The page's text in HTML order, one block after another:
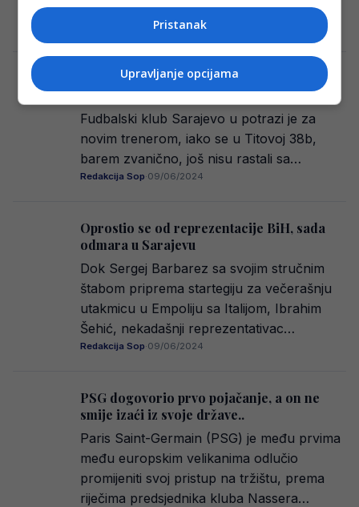
“half…
09/06/2024
Je li Sarajevo ovime ponizilo Musemića?
Husref na ovo neće pristati…
Fudbalski klub Sarajevo u potrazi je za
novim trenerom, iako se u Titovoj 38b,
barem zvanično, još nisu rastali sa…
Redakcija Sop·09/06/2024
Oprostio se od reprezentacije BiH, sada
odmara u Sarajevu
Dok Sergej Barbarez sa svojim stručnim
štabom priprema startegiju za večerašnju
utakmicu u Empoliju sa Italijom, Ibrahim
Šehić, nekadašnji reprezentativac…
Redakcija Sop·09/06/2024
PSG dogovorio prvo pojačanje, a on ne
smije izaći iz svoje države..
Paris Saint-Germain (PSG) je među prvima
među europskim velikanima odlučio
promijeniti svoj pristup na tržištu, prema
riječima predsjednika kluba Nassera…
Pristanak
Upravljanje opcijama